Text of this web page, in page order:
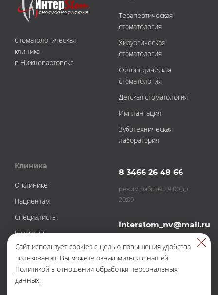
Сайт использует cookies с целью повышения удобства
пользования. Вы можете ознакомиться с нашей
Политикой в отношении обработки персональных
данных.
Стоматологическая
клиника
в Нижневартовске
Терапевтическая
стоматология
Хирургическая
стоматология
Ортопедическая
стоматология
Детская стоматология
Имплантация
Зуботехническая
лаборатория
Клиника
О клинике
Пациентам
Специалисты
Вакансии
Новости
Контакты
Акции
8 3466 26 48 66
режим работы с 9:00 до
20:00
interstom_nv@mail.ru